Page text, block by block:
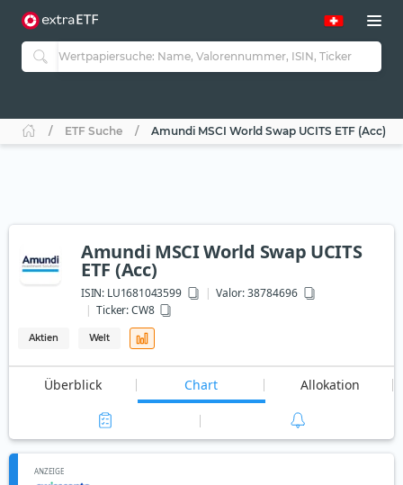
ETF Suche Amundi MSCI World Swap UCITS ETF (Acc)
Amundi MSCI World Swap UCITS
ETF (Acc)
ISIN: LU1681043599
Valor: 38784696
Ticker:CW8
Aktien Welt
Überblick Chart Allokation
ANZEIGE